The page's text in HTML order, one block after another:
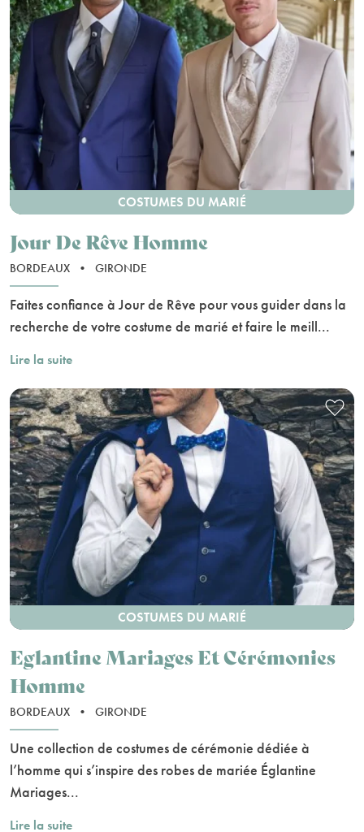
COSTUMES DU MARIÉ
Jour De Rêve Homme
BORDEAUX • GIRONDE
Faites confiance à Jour de Rêve pour vous guider dans la
recherche de votre costume de marié et faire le meill...
Lire la suite
COSTUMES DU MARIÉ
Eglantine Mariages Et Cérémonies
Homme
BORDEAUX • GIRONDE
Une collection de costumes de cérémonie dédiée à
l’homme qui s’inspire des robes de mariée Églantine
Mariages...
Lire la suite